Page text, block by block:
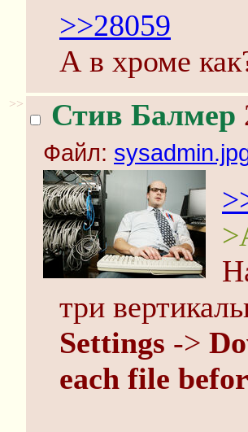
>>28059
А в хроме
>> Стив Балмер
Файл:
три
Settings ->
each file